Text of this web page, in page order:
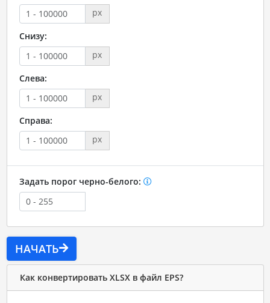
px
Снизу:
px
Слева:
px
Справа:
px
Задать порог черно-белого:
НАЧАТЬ
Как конвертировать XLSX в файл EPS?